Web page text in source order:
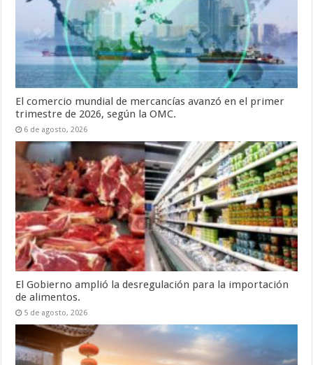
El comercio mundial de mercancías avanzó en el primer
trimestre de 2026, según la OMC.
6 de agosto, 2026
El Gobierno amplió la desregulación para la importación
de alimentos.
5 de agosto, 2026